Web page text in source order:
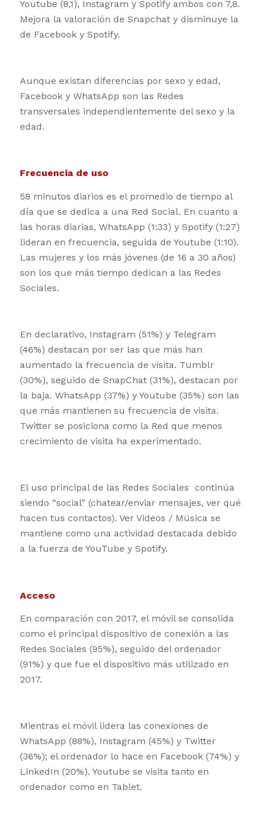
Youtube (8,1), Instagram y Spotify ambos con 7,8.
Mejora la valoración de Snapchat y disminuye la
de Facebook y Spotify.
Aunque existan diferencias por sexo y edad,
Facebook y WhatsApp son las Redes
transversales independientemente del sexo y la
edad.
Frecuencia de uso
58 minutos diarios es el promedio de tiempo al
día que se dedica a una Red Social. En cuanto a
las horas diarias, WhatsApp (1:33) y Spotify (1:27)
lideran en frecuencia, seguida de Youtube (1:10).
Las mujeres y los más jóvenes (de 16 a 30 años)
son los que más tiempo dedican a las Redes
Sociales.
En declarativo, Instagram (51%) y Telegram
(46%) destacan por ser las que más han
aumentado la frecuencia de visita. Tumblr
(30%), seguido de SnapChat (31%), destacan por
la baja. WhatsApp (37%) y Youtube (35%) son las
que más mantienen su frecuencia de visita.
Twitter se posiciona como la Red que menos
crecimiento de visita ha experimentado.
El uso principal de las Redes Sociales continúa
siendo “social” (chatear/enviar mensajes, ver qué
hacen tus contactos). Ver Videos / Música se
mantiene como una actividad destacada debido
a la fuerza de YouTube y Spotify.
Acceso
En comparación con 2017, el móvil se consolida
como el principal dispositivo de conexión a las
Redes Sociales (95%), seguido del ordenador
(91%) y que fue el dispositivo más utilizado en
2017.
Mientras el móvil lidera las conexiones de
WhatsApp (88%), Instagram (45%) y Twitter
(36%); el ordenador lo hace en Facebook (74%) y
LinkedIn (20%). Youtube se visita tanto en
ordenador como en Tablet.